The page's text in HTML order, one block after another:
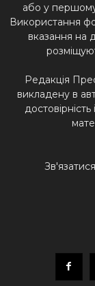
або у першому
Використання
вказання на
Редакція
викладену в